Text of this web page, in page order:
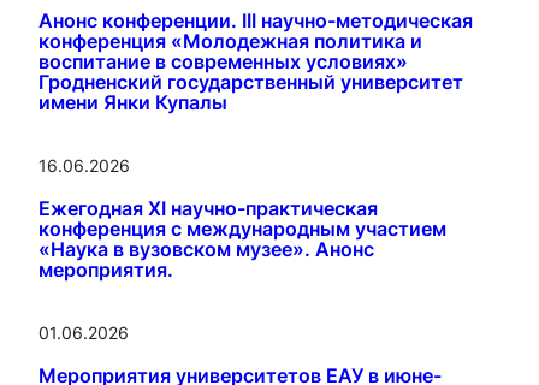
Анонс конференции. III научно-методическая
конференция «Молодежная политика и
воспитание в современных условиях»
Гродненский государственный университет
имени Янки Купалы
16.06.2026
Ежегодная XI научно-практическая
конференция с международным участием
«Наука в вузовском музее». Анонс
мероприятия.
01.06.2026
Мероприятия университетов ЕАУ в июне-